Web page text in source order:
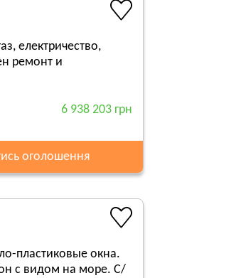
електричество,
ремонт и
6 938 203 грн
оголошення
пластиковые окна.
с видом на море. С/